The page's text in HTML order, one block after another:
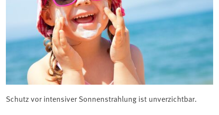
Schutz vor intensiver Sonnenstrahlung ist unverzichtbar.